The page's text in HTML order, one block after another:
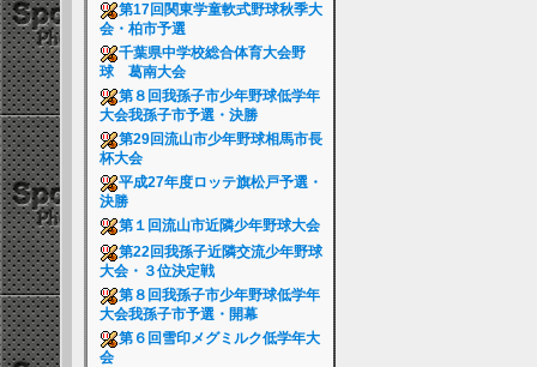
第17回関東学童軟式野球秋季大
会・柏市予選
千葉県中学校総合体育大会野
球 葛南大会
第８回我孫子市少年野球低学年
大会我孫子市予選・決勝
第29回流山市少年野球相馬市長
杯大会
平成27年度ロッテ旗松戸予選・
決勝
第１回流山市近隣少年野球大会
第22回我孫子近隣交流少年野球
大会・３位決定戦
第８回我孫子市少年野球低学年
大会我孫子市予選・開幕
第６回雪印メグミルク低学年大
会